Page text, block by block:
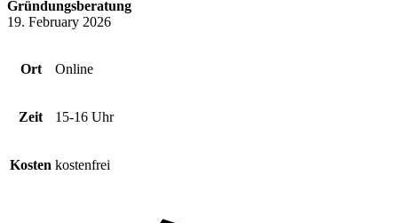
Gründungsberatung
19. February 2026
Ort Online
Zeit 15-16 Uhr
Kosten kostenfrei